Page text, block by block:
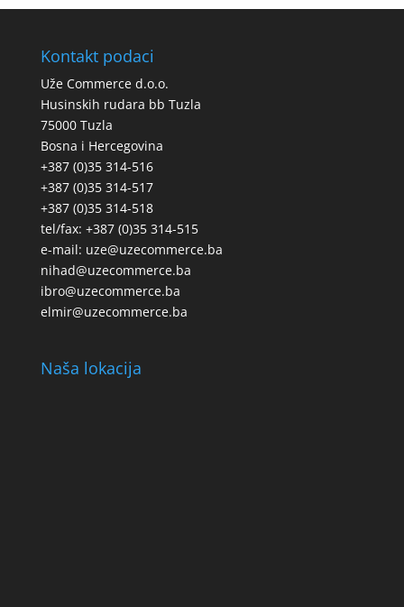
Kontakt podaci
Uže Commerce d.o.o.
Husinskih rudara bb Tuzla
75000 Tuzla
Bosna i Hercegovina
+387 (0)35 314-516
+387 (0)35 314-517
+387 (0)35 314-518
tel/fax: +387 (0)35 314-515
e-mail: uze@uzecommerce.ba
nihad@uzecommerce.ba
ibro@uzecommerce.ba
elmir@uzecommerce.ba
Naša lokacija